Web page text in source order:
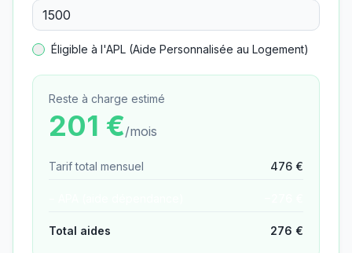
Éligible à l'APL (Aide Personnalisée au Logement)
Reste à charge estimé
201 €/mois
Tarif total mensuel 476 €
Total aides 276 €